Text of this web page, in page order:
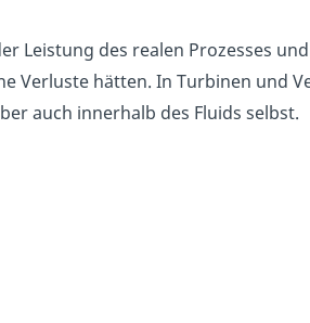
Leistung des realen Prozesses
Verluste hätten. In Turbinen und
auch innerhalb des Fluids selbst.